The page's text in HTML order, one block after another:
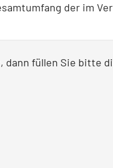
der im
füllen Sie bitte